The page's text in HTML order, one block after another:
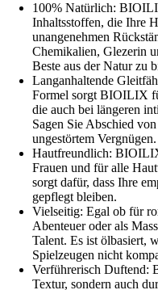
100% Natürlich:
Inhaltsstoffen, die Ihre
unangenehmen
Chemikalien, Glezerin
Beste aus der Natur zu
Langanhaltende
Formel sorgt BIOILIX
die auch bei längeren
Sagen Sie Abschied
ungestörtem Vergnügen.
Hautfreundlich:
Frauen und für alle
sorgt dafür, dass Ihre
gepflegt bleiben.
Vielseitig: Egal ob für
Abenteuer oder als
Talent. Es ist ölbasiert,
Spielzeugen nicht
Verführerisch Duftend:
Textur, sondern auch